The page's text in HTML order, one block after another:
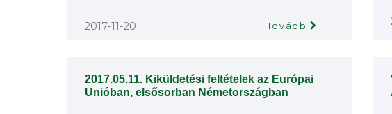
2017-11-20 Tovább
2017.05.11. Kiküldetési feltételek az Európai
Unióban, elsősorban Németországban